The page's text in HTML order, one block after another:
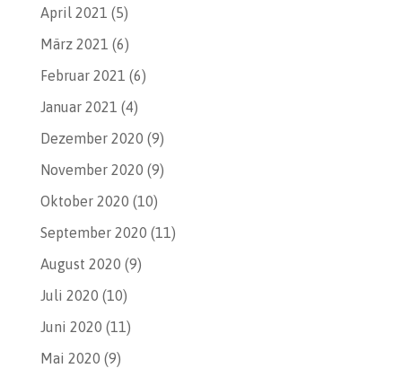
April 2021 (5)
März 2021 (6)
Februar 2021 (6)
Januar 2021 (4)
Dezember 2020 (9)
November 2020 (9)
Oktober 2020 (10)
September 2020 (11)
August 2020 (9)
Juli 2020 (10)
Juni 2020 (11)
Mai 2020 (9)